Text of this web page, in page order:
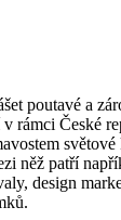
poutavé a
rámci České
něž patří
design